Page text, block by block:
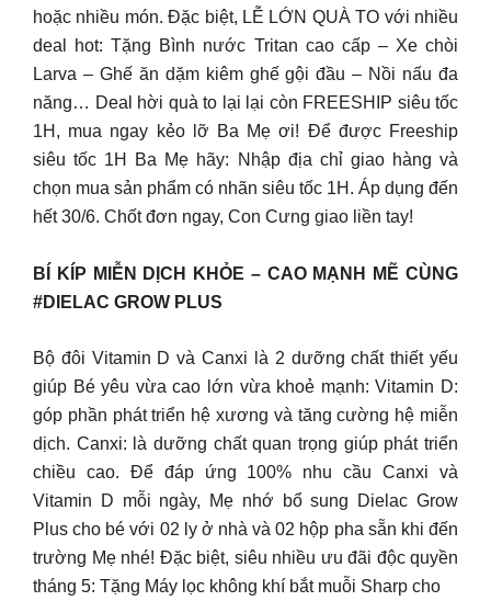
hoặc nhiều món. Đặc biệt, LỄ LỚN QUÀ TO với nhiều
deal hot: Tặng Bình nước Tritan cao cấp – Xe chòi
Larva – Ghế ăn dặm kiêm ghế gội đầu – Nồi nấu đa
năng… Deal hời quà to lại lại còn FREESHIP siêu tốc
1H, mua ngay kẻo lỡ Ba Mẹ ơi! Để được Freeship
siêu tốc 1H Ba Mẹ hãy: Nhập địa chỉ giao hàng và
chọn mua sản phẩm có nhãn siêu tốc 1H. Áp dụng đến
hết 30/6. Chốt đơn ngay, Con Cưng giao liền tay!
BÍ KÍP MIỄN DỊCH KHỎE – CAO MẠNH MẼ CÙNG
#DIELAC GROW PLUS
Bộ đôi Vitamin D và Canxi là 2 dưỡng chất thiết yếu
giúp Bé yêu vừa cao lớn vừa khoẻ mạnh: Vitamin D:
góp phần phát triển hệ xương và tăng cường hệ miễn
dịch. Canxi: là dưỡng chất quan trọng giúp phát triển
chiều cao. Để đáp ứng 100% nhu cầu Canxi và
Vitamin D mỗi ngày, Mẹ nhớ bổ sung Dielac Grow
Plus cho bé với 02 ly ở nhà và 02 hộp pha sẵn khi đến
trường Mẹ nhé! Đặc biệt, siêu nhiều ưu đãi độc quyền
tháng 5: Tặng Máy lọc không khí bắt muỗi Sharp cho